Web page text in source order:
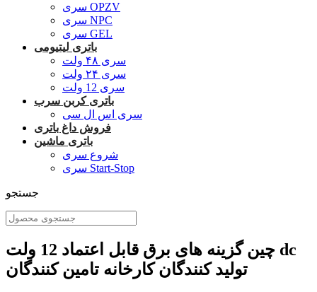
سری OPZV
سری NPC
سری GEL
باتری لیتیومی
سری ۴۸ ولت
سری ۲۴ ولت
سری 12 ولت
باتری کربن سرب
سری اس ال سی
فروش داغ باتری
باتری ماشین
شروع سری
سری Start-Stop
جستجو
چین گزینه های برق قابل اعتماد 12 ولت dc
تولید کنندگان کارخانه تامین کنندگان